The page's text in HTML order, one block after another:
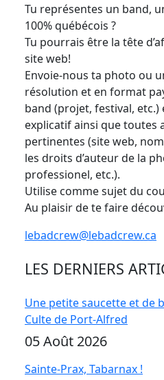
Tu représentes un band,
100% québécois ?
Tu pourrais être la tête
site web!
Envoie-nous ta photo ou
résolution et en format
band (projet, festival,
explicatif ainsi que toutes
pertinentes (site web,
les droits d’auteur de la
professionel, etc.).
Utilise comme sujet du
Au plaisir de te faire
lebadcrew@lebadcrew.ca
LES DERNIERS
Une petite saucette et de
Culte de Port-Alfred
05 Août 2026
Sainte-Prax, Tabarnax !